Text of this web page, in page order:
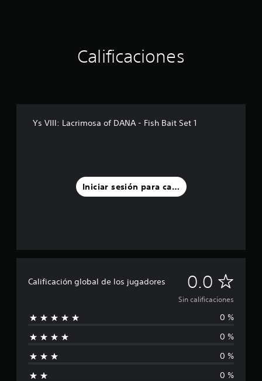
Calificaciones
Ys VIII: Lacrimosa of DANA - Fish Bait Set 1
Iniciar sesión para calificar
Calificación global de los jugadores 0.0 S
i
n
c
a
Sin calificaciones
0 %
0 %
0 %
0 %